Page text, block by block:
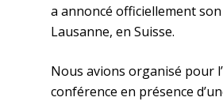
a annoncé officiellement
Lausanne, en Suisse.
Nous avions organisé pour
conférence en présence